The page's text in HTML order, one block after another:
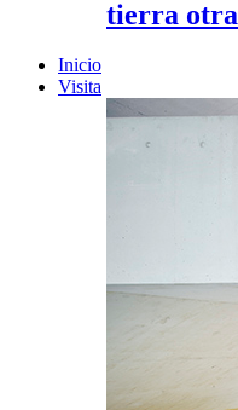
tierra otra
Inicio
Visita